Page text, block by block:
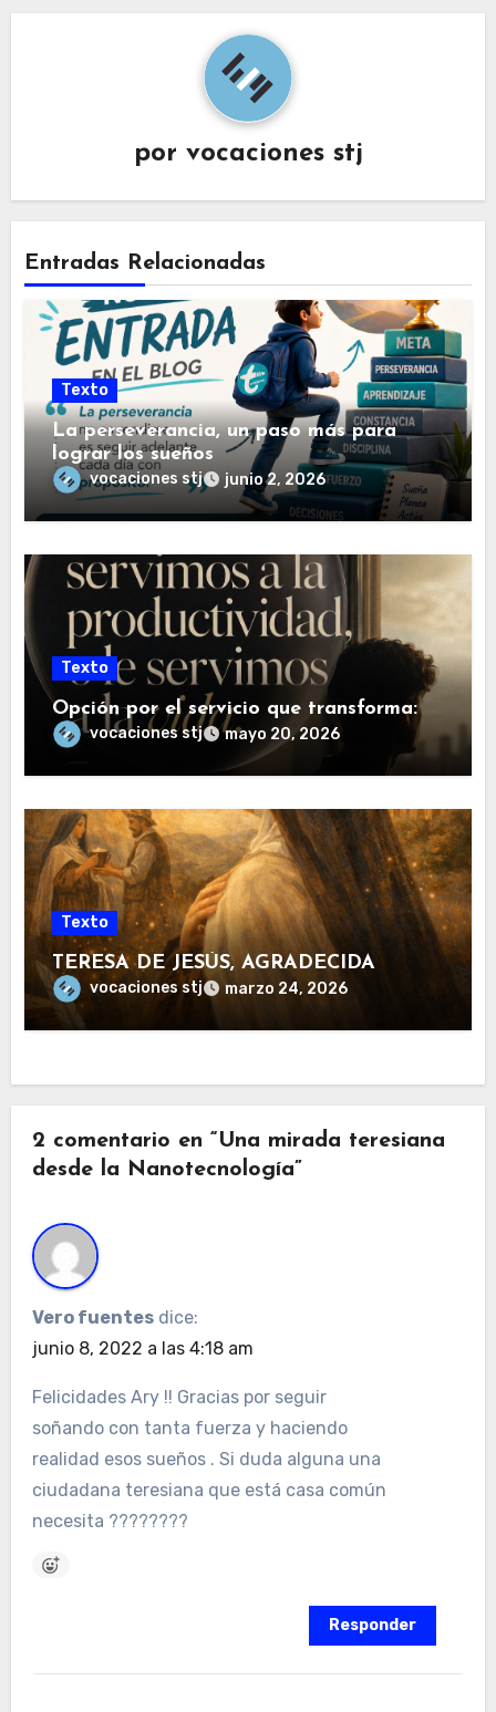
por vocaciones stj
Entradas Relacionadas
Texto
La perseverancia, un paso más para
lograr los sueños
vocaciones stj junio 2, 2026
Texto
Opción por el servicio que transforma:
vocaciones stj mayo 20, 2026
Texto
TERESA DE JESÚS, AGRADECIDA
vocaciones stj marzo 24, 2026
2 comentario en “Una mirada teresiana
desde la Nanotecnología”
Vero fuentes dice:
junio 8, 2022 a las 4:18 am
Felicidades Ary !! Gracias por seguir
soñando con tanta fuerza y haciendo
realidad esos sueños . Si duda alguna una
ciudadana teresiana que está casa común
necesita ????????
Responder